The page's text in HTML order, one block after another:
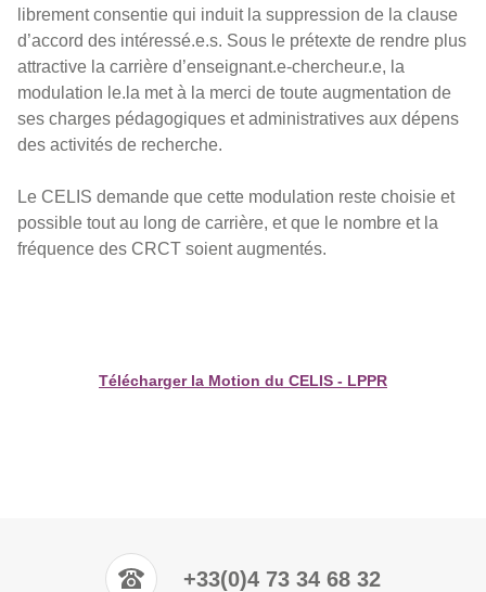
librement consentie qui induit la suppression de la clause
d’accord des intéressé.e.s. Sous le prétexte de rendre plus
attractive la carrière d’enseignant.e-chercheur.e, la
modulation le.la met à la merci de toute augmentation de
ses charges pédagogiques et administratives aux dépens
des activités de recherche.
Le CELIS demande que cette modulation reste choisie et
possible tout au long de carrière, et que le nombre et la
fréquence des CRCT soient augmentés.
Télécharger la Motion du CELIS - LPPR
+33(0)4 73 34 68 32